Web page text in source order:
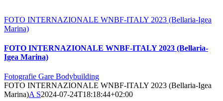
FOTO INTERNAZIONALE WNBF-ITALY 2023 (Bellaria-Igea
Marina)
FOTO INTERNAZIONALE WNBF-ITALY 2023 (Bellaria-
Igea Marina)
Fotografie Gare Bodybuilding
FOTO INTERNAZIONALE WNBF-ITALY 2023 (Bellaria-Igea
Marina)A S2024-07-24T18:18:44+02:00